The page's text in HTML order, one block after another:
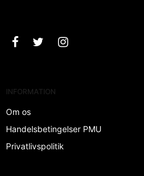
INFORMATION
Om os
Handelsbetingelser PMU
Privatlivspolitik